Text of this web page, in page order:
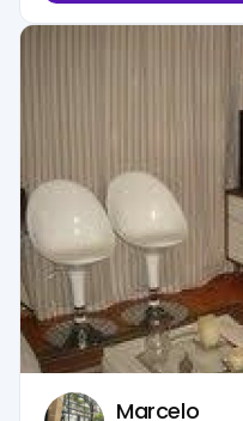
Marcelo